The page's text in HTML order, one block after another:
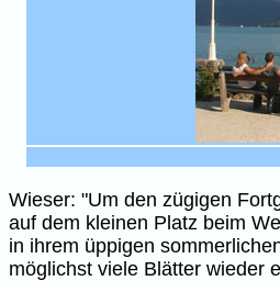
Wieser: "Um den zügigen
auf dem kleinen Platz beim
in ihrem üppigen
möglichst viele Blätter wieder